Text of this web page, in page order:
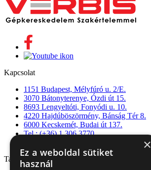
Kapcsolat
1151 Budapest, Mélyfúró u. 2/E.
3070 Bátonyterenye, Ózdi út 15.
8693 Lengyeltóti, Fonyódi u. 10.
4220 Hajdúböszörmény, Bánság Tér 8.
6000 Kecskemét, Budai út 137.
Tel.: (+36) 1 306 3770
Tanúsítványaink
×
Ez a weboldal sütiket
használ